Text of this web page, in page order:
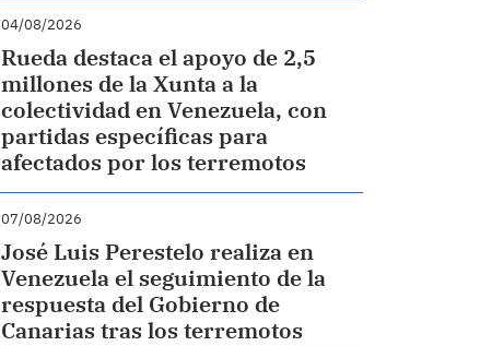
04/08/2026
Rueda destaca el apoyo de 2,5
millones de la Xunta a la
colectividad en Venezuela, con
partidas específicas para
afectados por los terremotos
07/08/2026
José Luis Perestelo realiza en
Venezuela el seguimiento de la
respuesta del Gobierno de
Canarias tras los terremotos